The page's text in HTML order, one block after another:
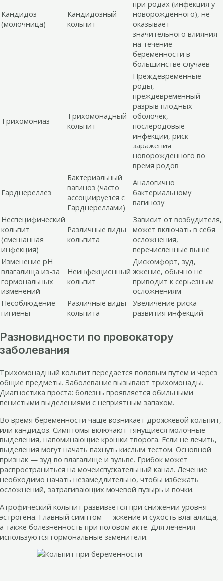
Кандидоз
(молочница)
Кандидозный
кольпит
при родах (инфекция у
новорожденного), не
оказывает
значительного влияния
на течение
беременности в
большинстве случаев
Трихомониаз
Трихомонадный
кольпит
Преждевременные
роды,
преждевременный
разрыв плодных
оболочек,
послеродовые
инфекции, риск
заражения
новорожденного во
время родов
Гарднереллез
Бактериальный
вагиноз (часто
ассоциируется с
Гарднереллами)
Аналогично
бактериальному
вагинозу
Неспецифический
кольпит
(смешанная
инфекция)
Различные виды
кольпита
Зависит от возбудителя,
может включать в себя
осложнения,
перечисленные выше
Изменение pH
влагалища из-за
гормональных
изменений
Неинфекционный
кольпит
Дискомфорт, зуд,
жжение, обычно не
приводит к серьезным
осложнениям
Несоблюдение
гигиены
Различные виды
кольпита
Увеличение риска
развития инфекций
Разновидности по провокатору
заболевания
Трихомонадный кольпит передается половым путем и через
общие предметы. Заболевание вызывают трихомонады.
Диагностика проста: болезнь проявляется обильными
пенистыми выделениями с неприятным запахом.
Во время беременности чаще возникает дрожжевой кольпит,
или кандидоз. Симптомы включают тянущиеся молочные
выделения, напоминающие крошки творога. Если не лечить,
выделения могут начать пахнуть кислым тестом. Основной
признак — зуд во влагалище и вульве. Грибок может
распространиться на мочеиспускательный канал. Лечение
необходимо начать незамедлительно, чтобы избежать
осложнений, затрагивающих мочевой пузырь и почки.
Атрофический кольпит развивается при снижении уровня
эстрогена. Главный симптом — жжение и сухость влагалища,
а также болезненность при половом акте. Для лечения
используются гормональные заменители.